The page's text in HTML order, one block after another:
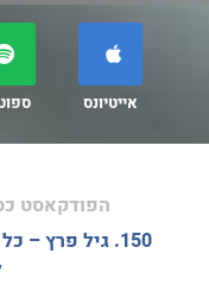
אייטיונס
הפודקאסט
150. גיל פרץ